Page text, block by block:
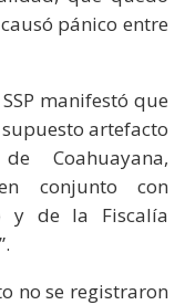
pánico entre
manifestó que
artefacto
Coahuayana,
conjunto con
y de la Fiscalía
no se registraron